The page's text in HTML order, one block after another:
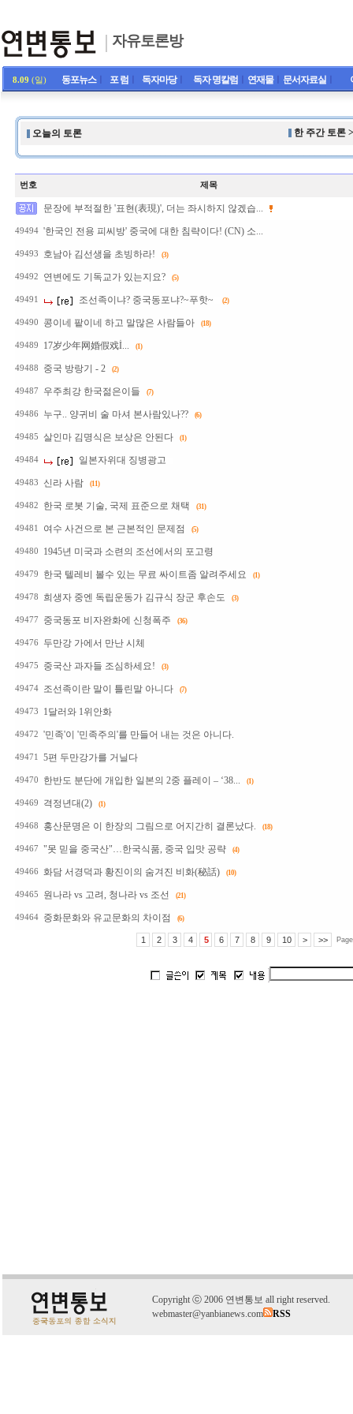
자유토론방
8.09 (일) 동포뉴스ㅣ 포 럼 독자마당ㅣ 독자 명칼럼 연재물ㅣ 문서자료실
오늘의 토론 한 주간 토론
번호 제목
문장에 부적절한 '표현(表現)', 더는 좌시하지 않겠습...
49494 '한국인 전용 피씨방' 중국에 대한 침략이다! (CN) 소...
49493 호남아 김선생을 초빙하라! (3)
49492 연변에도 기독교가 있는지요? (5)
49491 조선족이냐? 중국동포냐?~푸핫~ (2)
49490 콩이네 팥이네 하고 말많은 사람들아 (18)
49489 17岁少年网婚假戏İ... (1)
49488 중국 방랑기 - 2 (2)
49487 우주최강 한국젊은이들 (7)
49486 누구.. 양귀비 술 마셔 본사람있나?? (6)
49485 살인마 김명식은 보상은 안된다 (1)
49484 일본자위대 징병광고
49483 신라 사람 (11)
49482 한국 로봇 기술, 국제 표준으로 채택 (31)
49481 여수 사건으로 본 근본적인 문제점 (5)
49480 1945년 미국과 소련의 조선에서의 포고령
49479 한국 텔레비 볼수 있는 무료 싸이트좀 알려주세요 (1)
49478 희생자 중엔 독립운동가 김규식 장군 후손도 (3)
49477 중국동포 비자완화에 신청폭주 (36)
49476 두만강 가에서 만난 시체
49475 중국산 과자들 조심하세요! (3)
49474 조선족이란 말이 틀린말 아니다 (7)
49473 1달러와 1위안화
49472 '민족'이 '민족주의'를 만들어 내는 것은 아니다.
49471 5편 두만강가를 거닐다
49470 한반도 분단에 개입한 일본의 2중 플레이 – ‘38... (1)
49469 격정년대(2) (1)
49468 홍산문명은 이 한장의 그림으로 어지간히 결론났다. (18)
49467 "못 믿을 중국산"…한국식품, 중국 입맛 공략 (4)
49466 화담 서경덕과 황진이의 숨겨진 비화(秘話) (10)
49465 원나라 vs 고려, 청나라 vs 조선 (21)
49464 중화문화와 유교문화의 차이점 (6)
1 2 3 4 5 6 7 8 9 10 > >>
Copyright ⓒ 2006 연변통보 all right reserved.
webmaster@yanbianews.com
RSS